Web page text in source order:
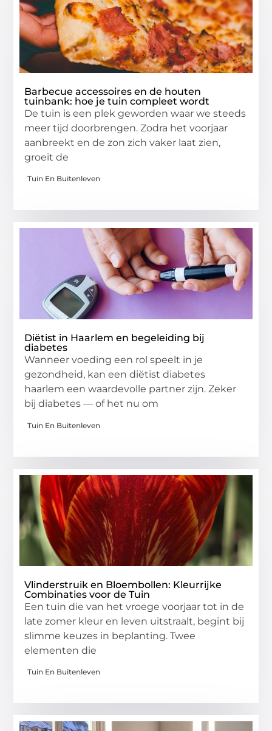
Barbecue accessoires en de houten
tuinbank: hoe je tuin compleet wordt
De tuin is een plek geworden waar we steeds
meer tijd doorbrengen. Zodra het voorjaar
aanbreekt en de zon zich vaker laat zien,
groeit de
Tuin En Buitenleven
Diëtist in Haarlem en begeleiding bij
diabetes
Wanneer voeding een rol speelt in je
gezondheid, kan een diëtist diabetes
haarlem een waardevolle partner zijn. Zeker
bij diabetes — of het nu om
Tuin En Buitenleven
Vlinderstruik en Bloembollen: Kleurrijke
Combinaties voor de Tuin
Een tuin die van het vroege voorjaar tot in de
late zomer kleur en leven uitstraalt, begint bij
slimme keuzes in beplanting. Twee
elementen die
Tuin En Buitenleven